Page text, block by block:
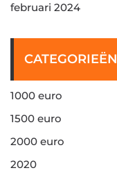
februari 2024
CATEGORIEËN
1000 euro
1500 euro
2000 euro
2020